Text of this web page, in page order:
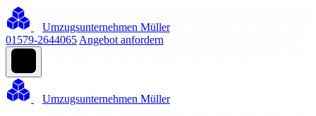
Umzugsunternehmen Müller
01579-2644065 Angebot anfordern
Umzugsunternehmen Müller